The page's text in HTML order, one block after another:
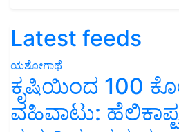
Latest feeds
ಯಶೋಗಾಥೆ
ಕೃಷಿಯಿಂದ 100
ವಹಿವಾಟು: